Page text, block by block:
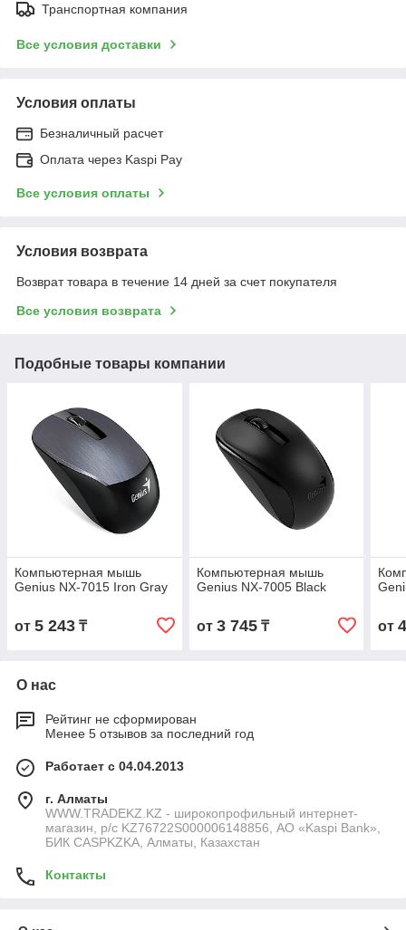
Транспортная компания
Все условия доставки
Условия оплаты
Безналичный расчет
Оплата через Kaspi Pay
Все условия оплаты
Условия возврата
Возврат товара в течение 14 дней за счет покупателя
Все условия возврата
Подобные товары компании
Компьютерная мышь
Genius NX-7015 Iron Gray
от 5 243 ₸
Компьютерная мышь
Genius NX-7005 Black
от 3 745₸ от
О нас
Рейтинг не сформирован
Менее 5 отзывов за последний год
Работает с 04.04.2013
г. Алматы
WWW.TRADEKZ.KZ - широкопрофильный интернет-
магазин, р/с KZ76722S000006148856, АО «Kaspi Bank»,
БИК CASPKZKA, Алматы, Казахстан
Контакты